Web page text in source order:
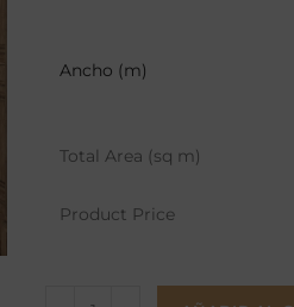
Ancho (m)
Total Area (sq m)
Product Price